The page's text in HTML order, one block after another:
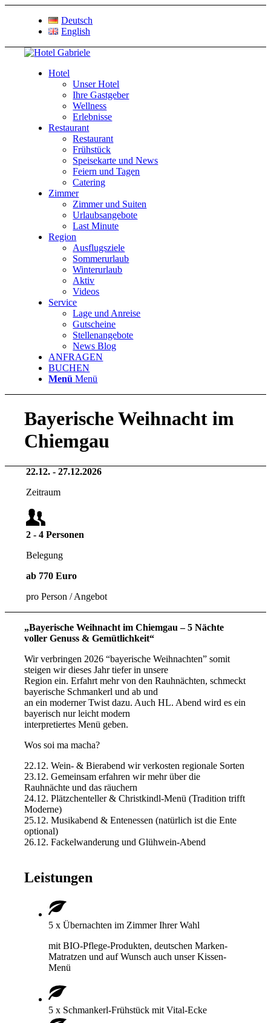
Deutsch
English
Hotel
Unser Hotel
Ihre Gastgeber
Wellness
Erlebnisse
Restaurant
Restaurant
Frühstück
Speisekarte und News
Feiern und Tagen
Catering
Zimmer
Zimmer und Suiten
Urlaubsangebote
Last Minute
Region
Ausflugsziele
Sommerurlaub
Winterurlaub
Aktiv
Videos
Service
Lage und Anreise
Gutscheine
Stellenangebote
News Blog
ANFRAGEN
BUCHEN
Menü Menü
Bayerische Weihnacht im
Chiemgau
22.12. - 27.12.2026
Zeitraum
2- 4Personen
Belegung
ab 770Euro
pro Person / Angebot
„Bayerische Weihnacht im Chiemgau – 5 Nächte
voller Genuss & Gemütlichkeit“
Wir verbringen 2026 “bayerische Weihnachten” somit
steigen wir dieses Jahr tiefer in unsere
Region ein. Erfahrt mehr von den Rauhnächten, schmeckt
bayerische Schmankerl und ab und
an ein moderner Twist dazu. Auch HL. Abend wird es ein
bayerisch nur leicht modern
interpretiertes Menü geben.
Wos soi ma macha?
22.12. Wein- & Bierabend wir verkosten regionale Sorten
23.12. Gemeinsam erfahren wir mehr über die
Rauhnächte und das räuchern
24.12. Plätzchenteller & Christkindl-Menü (Tradition trifft
Moderne)
25.12. Musikabend & Entenessen (natürlich ist die Ente
optional)
26.12. Fackelwanderung und Glühwein-Abend
Leistungen
5 x Übernachten im Zimmer Ihrer Wahl
mit BIO-Pflege-Produkten, deutschen Marken-
Matratzen und auf Wunsch auch unser Kissen-
Menü
5 x Schmankerl-Frühstück mit Vital-Ecke